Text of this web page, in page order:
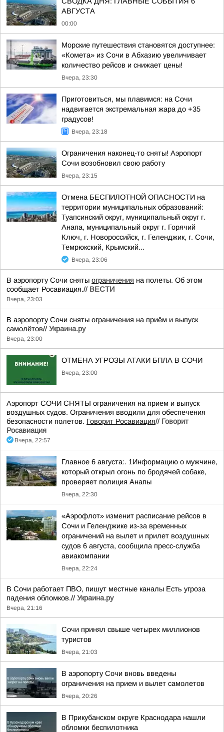
АВГУСТА
00:00
Морские путешествия становятся доступнее:
«Комета» из Сочи в Абхазию увеличивает
количество рейсов и снижает цены!
Вчера, 23:30
Приготовиться, мы плавимся: на Сочи
надвигается экстремальная жара до +35
градусов!
Вчера, 23:18
Ограничения наконец-то сняты! Аэропорт
Сочи возобновил свою работу
Вчера, 23:15
Отмена БЕСПИЛОТНОЙ ОПАСНОСТИ на
территории муниципальных образований:
Туапсинский округ, муниципальный округ г.
Анапа, муниципальный округ г. Горячий
Ключ, г. Новороссийск, г. Геленджик, г. Сочи,
Темрюкский, Крымский...
Вчера, 23:06
В аэропорту Сочи сняты ограничения на полеты. Об этом
сообщает Росавиация.// ВЕСТИ
Вчера, 23:03
В аэропорту Сочи сняты ограничения на приём и выпуск
самолётов// Украина.ру
Вчера, 23:00
ОТМЕНА УГРОЗЫ АТАКИ БПЛА В СОЧИ
Вчера, 23:00
Аэропорт СОЧИ СНЯТЫ ограничения на прием и выпуск
воздушных судов. Ограничения вводили для обеспечения
безопасности полетов. Говорит Росавиация// Говорит
Росавиация
Вчера, 22:57
Главное 6 августа:. 1Информацию о мужчине,
который открыл огонь по бродячей собаке,
проверяет полиция Анапы
Вчера, 22:30
«Аэрофлот» изменит расписание рейсов в
Сочи и Геленджике из-за временных
ограничений на вылет и прилет воздушных
судов 6 августа, сообщила пресс-служба
авиакомпании
Вчера, 22:24
В Сочи работает ПВО, пишут местные каналы Есть угроза
падения обломков.// Украина.ру
Вчера, 21:16
Сочи принял свыше четырех миллионов
туристов
Вчера, 21:03
В аэропорту Сочи вновь введены
ограничения на прием и вылет самолетов
Вчера, 20:26
В Прикубанском округе Краснодара нашли
обломки беспилотника